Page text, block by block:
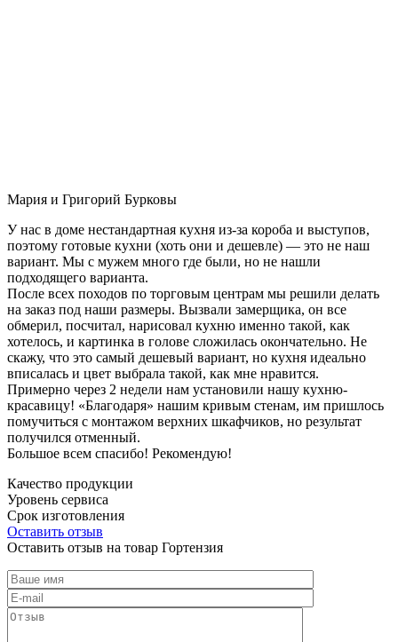
Мария и Григорий Бурковы
У нас в доме нестандартная кухня из-за короба и выступов,
поэтому готовые кухни (хоть они и дешевле) — это не наш
вариант. Мы с мужем много где были, но не нашли
подходящего варианта.
После всех походов по торговым центрам мы решили делать
на заказ под наши размеры. Вызвали замерщика, он все
обмерил, посчитал, нарисовал кухню именно такой, как
хотелось, и картинка в голове сложилась окончательно. Не
скажу, что это самый дешевый вариант, но кухня идеально
вписалась и цвет выбрала такой, как мне нравится.
Примерно через 2 недели нам установили нашу кухню-
красавицу! «Благодаря» нашим кривым стенам, им пришлось
помучиться с монтажом верхних шкафчиков, но результат
получился отменный.
Большое всем спасибо! Рекомендую!
Качество продукции
Уровень сервиса
Срок изготовления
Оставить отзыв
Оставить отзыв на товар Гортензия